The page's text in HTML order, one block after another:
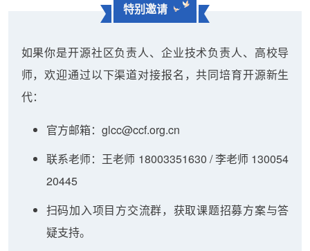
特别邀请
如果你是开源社区负责人、企业技术负责人、高校导
师，欢迎通过以下渠道对接报名，共同培育开源新生
代：
官方邮箱：glcc@ccf.org.cn
联系老师：王老师 18003351630 / 李老师 130054
20445
扫码加入项目方交流群，获取课题招募方案与答
疑支持。